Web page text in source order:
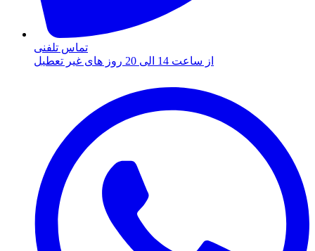
تماس تلفنی
از ساعت 14 الی 20 روز های غیر تعطیل